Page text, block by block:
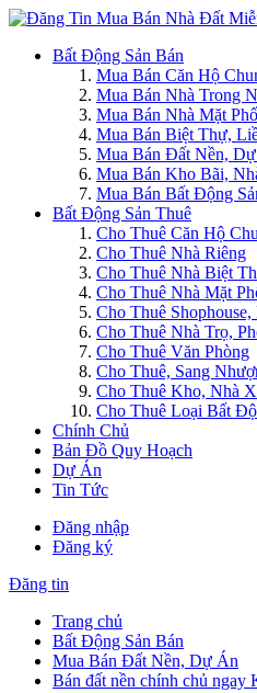
Bất Động Sản Bán
Mua Bán Căn Hộ
Mua Bán Nhà Trong
Mua Bán Nhà Mặt Phố
Mua Bán Biệt Thự,
Mua Bán Đất Nền,
Mua Bán Kho Bãi,
Mua Bán Bất Động
Bất Động Sản Thuê
Cho Thuê Căn Hộ
Cho Thuê Nhà Riêng
Cho Thuê Nhà Biệt
Cho Thuê Nhà Mặt
Cho Thuê
Cho Thuê Nhà Trọ,
Cho Thuê Văn Phòng
Cho Thuê, Sang
Cho Thuê Kho, Nhà
Cho Thuê Loại Bất
Chính Chủ
Bản Đồ Quy Hoạch
Dự Án
Tin Tức
Đăng nhập
Đăng ký
Đăng tin
Trang chủ
Bất Động Sản Bán
Mua Bán Đất Nền, Dự Án
Bán đất nền chính chủ ngay